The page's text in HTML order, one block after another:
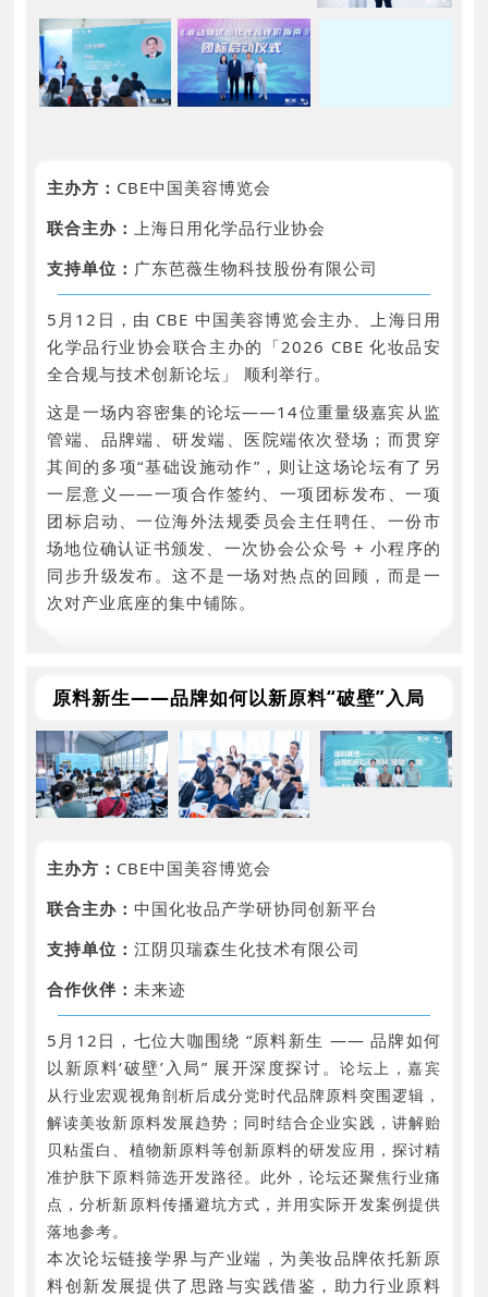
主办方： CBE中国美容博览会
联合主办：
上海日用化学品行业协会
支持单位： 广东芭薇生物科技股份有限公司
5月12日，由 CBE 中国美容博览会主办、上海日用
化学品行业协会联合主办的「2026 CBE 化妆品安
全合规与技术创新论坛」 顺利举行。
这是一场内容密集的论坛——14位重量级嘉宾从监
管端、品牌端、研发端、医院端依次登场；而贯穿
其间的多项“基础设施动作”，则让这场论坛有了另
一层意义——一项合作签约、一项团标发布、一项
团标启动、一位海外法规委员会主任聘任、一份市
场地位确认证书颁发、一次协会公众号 + 小程序的
同步升级发布。这不是一场对热点的回顾，而是一
次对产业底座的集中铺陈。
原料新生——品牌如何以新原料“破壁”入局
主办方： CBE中国美容博览会
联合主办：中国化妆品产学研协同创新平台
支持单位：江阴贝瑞森生化技术有限公司
合作伙伴：未来迹
5月12日，七位大咖围绕 “原料新生 —— 品牌如何
以新原料‘破壁’入局” 展开深度探讨。论坛上，嘉宾
从行业宏观视角剖析后成分党时代品牌原料突围逻辑，
解读美妆新原料发展趋势；同时结合企业实践，讲解贻
贝粘蛋白、植物新原料等创新原料的研发应用，探讨精
准护肤下原料筛选开发路径。此外，论坛还聚焦行业痛
点，分析新原料传播避坑方式，并用实际开发案例提供
落地参考。
本次论坛链接学界与产业端，为美妆品牌依托新原
料创新发展提供了思路与实践借鉴，助力行业原料